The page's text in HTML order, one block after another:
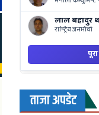
ताजा अपडेट